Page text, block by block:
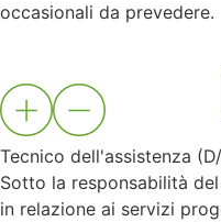
occasionali da prevedere.
Tecnico dell'assistenza
Sotto la responsabilità del
in relazione ai servizi